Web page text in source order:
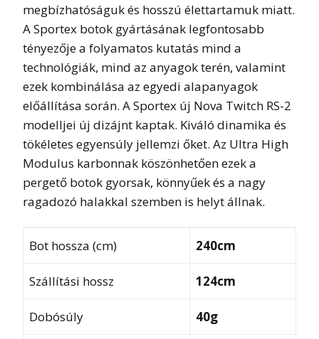
megbízhatóságuk és hosszú élettartamuk miatt.
A Sportex botok gyártásának legfontosabb
tényezője a folyamatos kutatás mind a
technológiák, mind az anyagok terén, valamint
ezek kombinálása az egyedi alapanyagok
előállítása során. A Sportex új Nova Twitch RS-2
modelljei új dizájnt kaptak. Kiváló dinamika és
tökéletes egyensúly jellemzi őket. Az Ultra High
Modulus karbonnak köszönhetően ezek a
pergető botok gyorsak, könnyűek és a nagy
ragadozó halakkal szemben is helyt állnak.
Bot hossza (cm) 240cm
Szállítási hossz 124cm
Dobósúly 40g